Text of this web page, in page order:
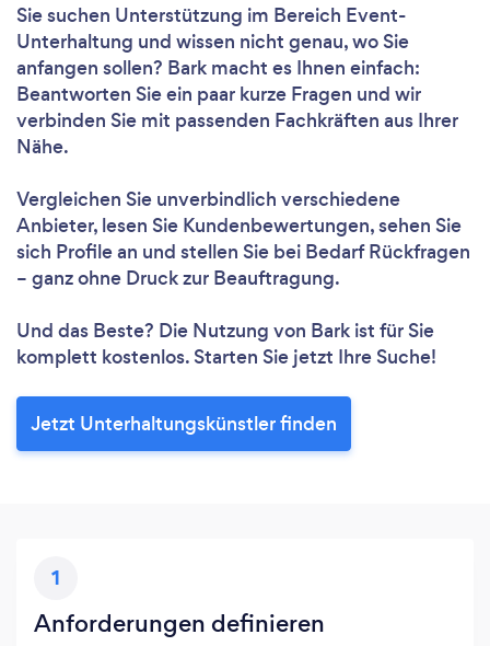
Sie suchen Unterstützung im Bereich Event-
Unterhaltung und wissen nicht genau, wo Sie
anfangen sollen? Bark macht es Ihnen einfach:
Beantworten Sie ein paar kurze Fragen und wir
verbinden Sie mit passenden Fachkräften aus Ihrer
Nähe.
Vergleichen Sie unverbindlich verschiedene
Anbieter, lesen Sie Kundenbewertungen, sehen Sie
sich Profile an und stellen Sie bei Bedarf Rückfragen
– ganz ohne Druck zur Beauftragung.
Und das Beste? Die Nutzung von Bark ist für Sie
komplett kostenlos. Starten Sie jetzt Ihre Suche!
Jetzt Unterhaltungskünstler finden
1
Anforderungen definieren